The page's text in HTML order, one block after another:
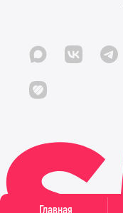
Главная